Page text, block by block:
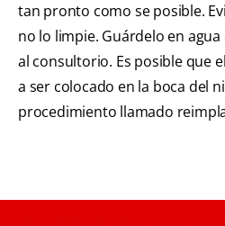
tan pronto como se posible.
no lo limpie. Guárdelo en
al consultorio. Es posible que
a ser colocado en la boca del
procedimiento llamado